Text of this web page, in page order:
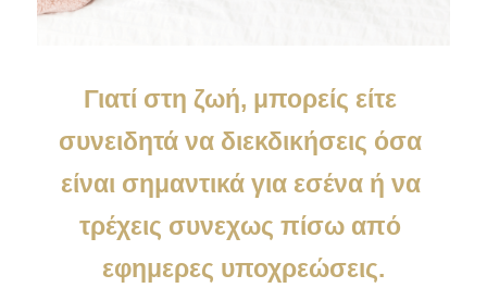
Γιατί στη ζωή, μπορείς είτε
συνειδητά να διεκδικήσεις όσα
είναι σημαντικά για εσένα ή να
τρέχεις συνεχως πίσω από
εφημερες υποχρεώσεις.